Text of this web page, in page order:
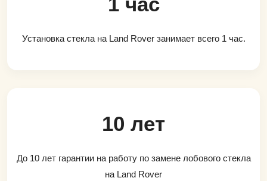
Установка стекла на Land Rover занимает всего 1 час.
10 лет
До 10 лет гарантии на работу по замене лобового стекла
на Land Rover